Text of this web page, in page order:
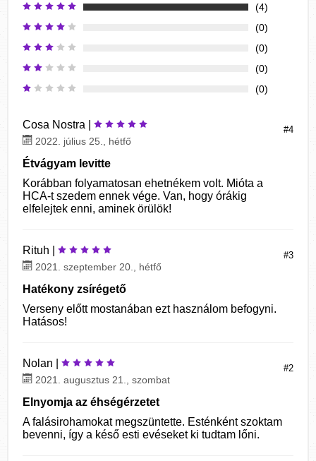
(4)
(0)
(0)
(0)
(0)
#4
Cosa Nostra |
2022. július 25., hétfő
Étvágyam levitte
Korábban folyamatosan ehetnékem volt. Mióta a
HCA-t szedem ennek vége. Van, hogy órákig
elfelejtek enni, aminek örülök!
#3
Rituh |
2021. szeptember 20., hétfő
Hatékony zsírégető
Verseny előtt mostanában ezt használom befogyni.
Hatásos!
#2
Nolan |
2021. augusztus 21., szombat
Elnyomja az éhségérzetet
A falásirohamokat megszüntette. Esténként szoktam
bevenni, így a késő esti evéseket ki tudtam lőni.